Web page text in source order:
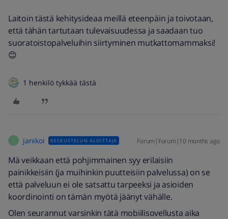
Laitoin tästä kehitysideaa meillä eteenpäin ja toivotaan,
että tähän tartutaan tulevaisuudessa ja saadaan tuo
suoratoistopalveluihin siirtyminen mutkattomammaksi!
😊
1 henkilö tykkää tästä
janikoi KESKUSTELUN ALOITTAJA Forum|Forum|10 months ago
Mä veikkaan että pohjimmainen syy erilaisiin
painikkeisiin (ja muihinkin puutteisiin palvelussa) on se
että palveluun ei ole satsattu tarpeeksi ja asioiden
koordinointi on tämän myötä jäänyt vähälle.
Olen seurannut varsinkin tätä mobiilisovellusta aika